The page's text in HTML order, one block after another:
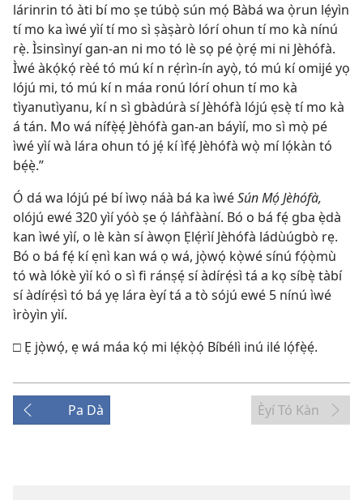
lárinrin tó àti bí mo ṣe túbọ̀ sún mọ́ Bàbá wa ọ̀run lẹ́yìn
tí mo ka ìwé yìí tí mo sì ṣàṣàrò lórí ohun tí mo kà nínú
rẹ̀. Ìsinsìnyí gan-an ni mo tó lè sọ pé ọ̀rẹ́ mi ni Jèhófà.
Ìwé àkọ́kọ́ rèé tó mú kí n rẹ́rìn-ín ayọ̀, tó mú kí omijé yọ
lójú mi, tó mú kí n máa ronú lórí ohun tí mo kà
tìyanutìyanu, kí n sì gbàdúrà sí Jèhófà lójú ẹsẹ̀ tí mo kà
á tán. Mo wá nífẹ̀ẹ́ Jèhófà gan-an báyìí, mo sì mọ̀ pé
ìwé yìí wà lára ohun tó jẹ́ kí ìfẹ́ Jèhófà wọ̀ mí lọ́kàn tó
bẹ́ẹ̀.”
Ó dá wa lójú pé bí ìwọ náà bá ka ìwéSún Mọ́ Jèhófà,
olójú ewé 320 yìí yóò ṣe ọ́ láǹfààní. Bó o bá fẹ́ gba ẹ̀dà
kan ìwé yìí, o lè kàn sí àwọn Ẹlẹ́rìí Jèhófà ládùúgbò rẹ.
Bó o bá fẹ́ kí ẹnì kan wá ọ wá, jọ̀wọ́ kọ̀wé sínú fọ́ọ̀mù
tó wà lókè yìí kó o sì fi ránṣẹ́ sí àdírẹ́sì tá a kọ síbẹ̀ tàbí
sí àdírẹ́sì tó bá yẹ lára èyí tá a tò sójú ewé 5 nínú ìwé
ìròyìn yìí.
□ Ẹ jọ̀wọ́, ẹ wá máa kọ́ mi lẹ́kọ̀ọ́ Bíbélì inú ilé lọ́fẹ̀ẹ́.
Pa Dà Èyí Tó Kàn